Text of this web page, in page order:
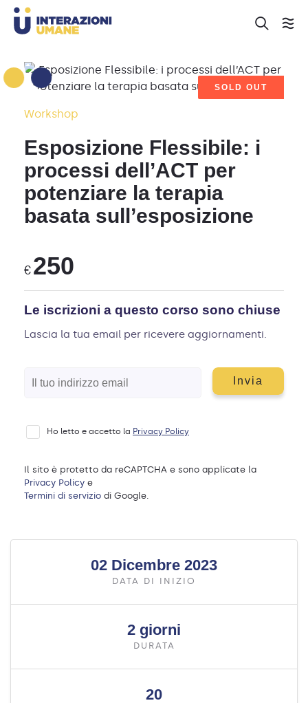
SOLD OUT
Workshop
Esposizione Flessibile: i
processi dell’ACT per
potenziare la terapia
basata sull’esposizione
€250
Le iscrizioni a questo corso sono chiuse
Lascia la tua email per ricevere aggiornamenti.
Ho letto e accetto la Privacy Policy
Il sito è protetto da reCAPTCHA e sono applicate la
Privacy Policy e
Termini di servizio di Google.
02 Dicembre 2023
DATA DI INIZIO
2 giorni
DURATA
20